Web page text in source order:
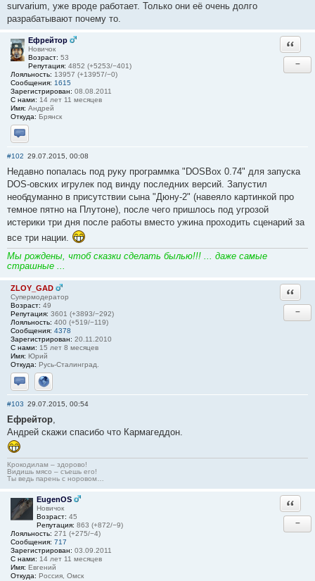
survarium, уже вроде работает. Только они её очень долго
разрабатывают почему то.
Ефрейтор
Новичок
Возраст: 53
Репутация: 4852 (+5253/−401)
Лояльность: 13957 (+13957/−0)
Сообщения: 1615
Зарегистрирован: 08.08.2011
С нами: 14 лет 11 месяцев
Имя: Андрей
Откуда: Брянск
Отправить личное сообщение
−
#102 29.07.2015, 00:08
Недавно попалась под руку программка "DOSBox 0.74" для запуска
DOS-овских игрулек под винду последних версий. Запустил
необдуманно в присутствии сына "Дюну-2" (навеяло картинкой про
темное пятно на Плутоне), после чего пришлось под угрозой
истерики три дня после работы вместо ужина проходить сценарий за
все три нации.
Мы рождены, чтоб сказки сделать былью!!! ... даже самые
страшные ...
ZLOY_GAD
Супермодератор
Возраст: 49
Репутация: 3601 (+3893/−292)
Лояльность: 400 (+519/−119)
Сообщения: 4378
Зарегистрирован: 20.11.2010
С нами: 15 лет 8 месяцев
Имя: Юрий
Откуда: Русь-Сталинград.
Отправить личное сообщение
Сайт
−
#103 29.07.2015, 00:54
Ефрейтор,
Андрей скажи спасибо что Кармагеддон.
Крокодилам – здорово!
Видишь мясо – съешь его!
Ты ведь парень с норовом…
EugenOS
Новичок
Возраст: 45
Репутация: 863 (+872/−9)
Лояльность: 271 (+275/−4)
Сообщения: 717
Зарегистрирован: 03.09.2011
С нами: 14 лет 11 месяцев
Имя: Евгений
Откуда: Россия, Омск
−